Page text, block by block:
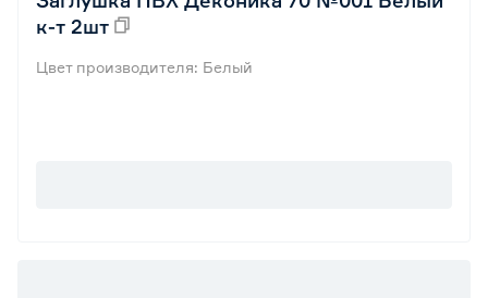
к-т 2шт
Цвет производителя: Белый